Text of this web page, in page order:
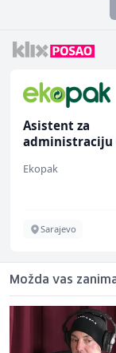
Asistent za
administraciju
Ekopak
Sarajevo
Možda vas